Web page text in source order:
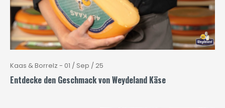
Kaas & Borrelz - 01 / Sep / 25
Entdecke den Geschmack von Weydeland Käse